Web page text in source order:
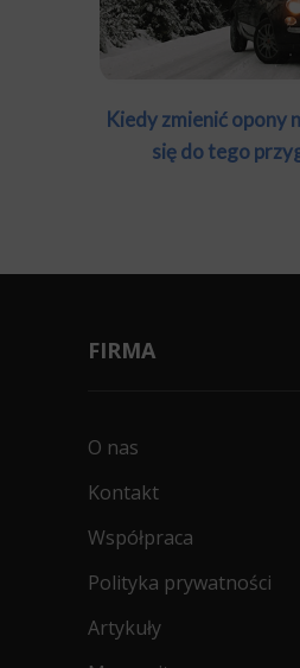
Kiedy zmienić opony
się do tego
FIRMA
O nas
Kontakt
Współpraca
Polityka prywatności
Artykuły